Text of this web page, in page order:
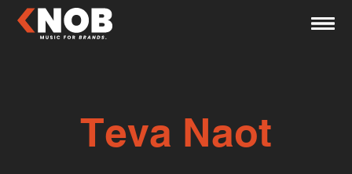
Teva Naot